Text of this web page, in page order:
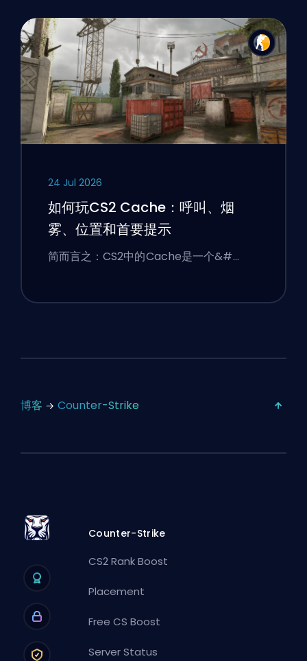
24 Jul 2026
如何玩CS2 Cache：呼叫、烟
雾、位置和首要提示
简而言之：CS2中的Cache是一个&#…
博客 Counter-Strike
Counter-Strike
CS2 Rank Boost
Placement
Free CS Boost
Server Status